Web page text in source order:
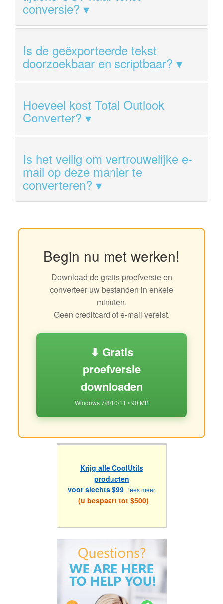
conversie?
Is de geëxporteerde tekst
doorzoekbaar en scriptbaar?
Hoeveel kost Total Outlook
Converter?
Is het veilig om vertrouwelijke e-
mail op deze manier te
converteren?
Begin nu met werken!
Download de gratis proefversie en
converteer uw bestanden in enkele
minuten.
Geen creditcard of e-mail vereist.
⬇ Gratis
proefversie
downloaden
Windows 7/8/10/11 • 90 MB
Krijg alle CoolUtils
producten
voor slechts $99 lees meer
(u bespaart tot $500)